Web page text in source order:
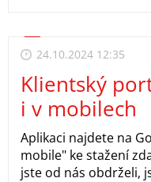
24.10.2024 12:35
Klientský
i v mobilech
Aplikaci najdete na
mobile" ke stažení
jste od nás obdrželi,